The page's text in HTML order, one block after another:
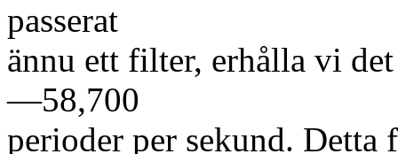
passerat
ännu ett filter, erhålla vi
—58,700
perioder per sekund. Detta